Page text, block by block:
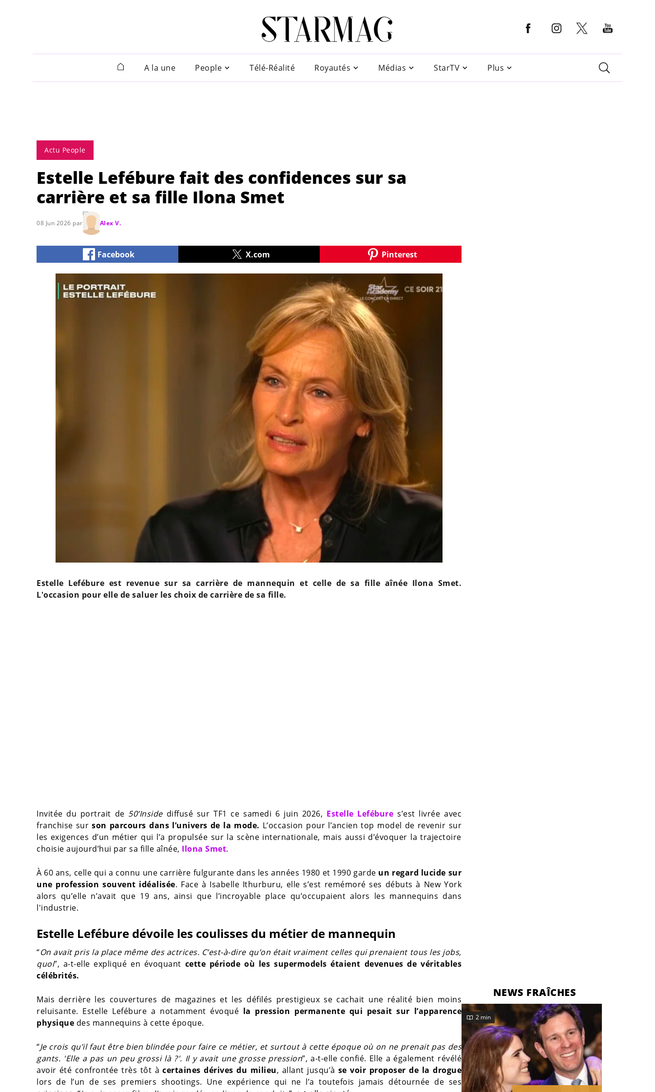
A la une People Télé-Réalité Royautés Médias StarTV Plus
Actu People
Estelle Lefébure fait des confidences sur sa
carrière et sa fille Ilona Smet
08 Jun 2026 par Alex V.
Facebook X.com Pinterest
Estelle Lefébure est revenue sur sa carrière de mannequin et celle de sa fille aînée Ilona Smet.
L'occasion pour elle de saluer les choix de carrière de sa fille.
Invitée du portrait de 50’Inside diffusé sur TF1 ce samedi 6 juin 2026, Estelle Lefébure s’est livrée avec
franchise surson parcours dans l’univers de la mode. L’occasion pour l’ancien top model de revenir sur
les exigences d’un métier qui l’a propulsée sur la scène internationale, mais aussi d’évoquer la trajectoire
choisie aujourd’hui par sa fille aînée, Ilona Smet.
À 60 ans, celle qui a connu une carrière fulgurante dans les années 1980 et 1990 garde un regard lucide sur
une profession souvent idéalisée. Face à Isabelle Ithurburu, elle s’est remémoré ses débuts à New York
alors qu’elle n’avait que 19 ans, ainsi que l’incroyable place qu’occupaient alors les mannequins dans
l'industrie.
Estelle Lefébure dévoile les coulisses du métier de mannequin
“On avait pris la place même des actrices. C’est-à-dire qu’on était vraiment celles qui prenaient tous les jobs,
quoi”, a-t-elle expliqué en évoquant cette période où les supermodels étaient devenues de véritables
célébrités.
Mais derrière les couvertures de magazines et les défilés prestigieux se cachait une réalité bien moins
reluisante. Estelle Lefébure a notamment évoqué la pression permanente qui pesait sur l’apparence
physique des mannequins à cette époque.
“Je crois qu’il faut être bien blindée pour faire ce métier, et surtout à cette époque où on ne prenait pas des
gants. 'Elle a pas un peu grossi là ?'. Il y avait une grosse pression”, a-t-elle confié. Elle a également révélé
avoir été confrontée très tôt àcertaines dérives du milieu, allant jusqu’à se voir proposer de la drogue
lors de l’un de ses premiers shootings. Une expérience qui ne l’a toutefois jamais détournée de ses
NEWS FRAÎCHES
2 min